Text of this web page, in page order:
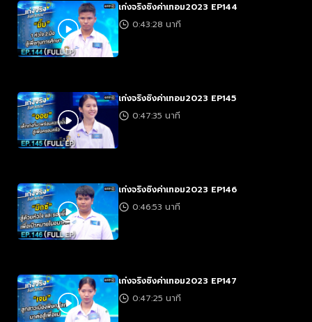
เก่งจริงชิงค่าเทอม2023 EP144
0:43:28 นาที
เก่งจริงชิงค่าเทอม2023 EP145
0:47:35 นาที
เก่งจริงชิงค่าเทอม2023 EP146
0:46:53 นาที
เก่งจริงชิงค่าเทอม2023 EP147
0:47:25 นาที